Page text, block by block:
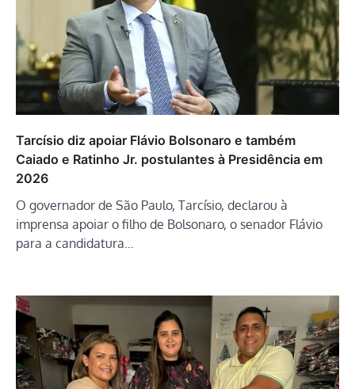
Tarcísio diz apoiar Flávio Bolsonaro e também
Caiado e Ratinho Jr. postulantes à Presidência em
2026
O governador de São Paulo, Tarcísio, declarou à
imprensa apoiar o filho de Bolsonaro, o senador Flávio
para a candidatura…